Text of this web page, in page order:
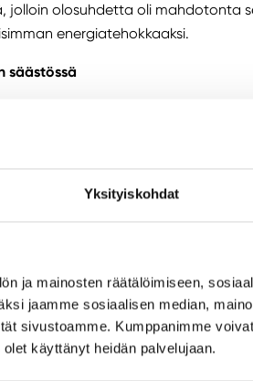
Yksityiskohdat
ja mainosten räätälöimiseen,
jaamme sosiaalisen median,
sivustoamme. Kumppanimme
käyttänyt heidän palvelujaan.
jolloin olosuhdetta oli mahdotonta
energiatehokkaaksi.
säästössä
energiajärjestelmät tarvitsevat
Kaaressa haluttiin
ovat mahdollisimman laajasti
ja työn alla myös
ReneanJii Vankertoo lisää
oman
pystymme esimerkiksi